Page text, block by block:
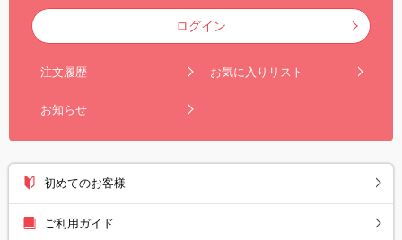
ログイン
注文履歴 お気に入りリスト
お知らせ
初めてのお客様
ご利用ガイド